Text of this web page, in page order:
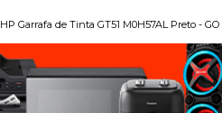
HP Garrafa de Tinta GT51 M0H57AL Preto - GO